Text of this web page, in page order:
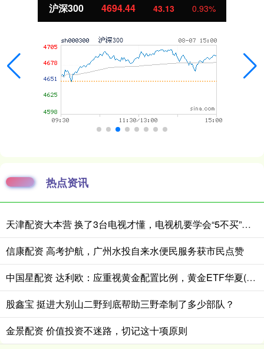
北证50 1134.24 11.37 1.01%
热点资讯
天津配资大本营 换了3台电视才懂，电视机要学会“5不买”，都是花钱买的经验
信康配资 高考护航，广州水投自来水便民服务获市民点赞
中国星配资 达利欧：应重视黄金配置比例，黄金ETF华夏(518850)回调或可逢低布局
股鑫宝 挺进大别山二野到底帮助三野牵制了多少部队？
金景配资 价值投资不迷路，切记这十项原则